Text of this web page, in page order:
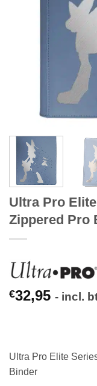
Ultra Pro
Zippered Pro
€32,95 - incl.
Ultra Pro Elite
Binder